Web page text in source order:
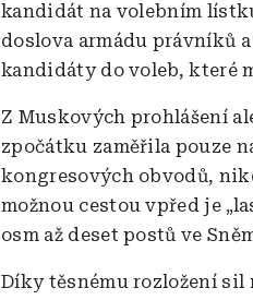
kandidát na volebním
doslova armádu právníků
kandidáty do voleb, které
Z Muskových prohlášení
zpočátku zaměřila pouze
kongresových obvodů,
možnou cestou vpřed je
osm až deset postů ve
Díky těsnému rozložení